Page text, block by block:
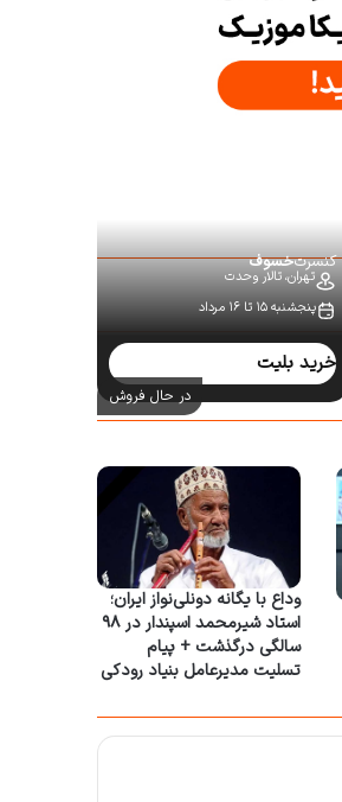
کنسرتخسوف
تهران،تالار وحدت
پنجشنبه ۱۵ تا ۱۶ مرداد
خرید بلیت
در حال فروش
وداع با یگانه دونلی‌نواز ایران؛
استاد شیرمحمد اسپندار در ۹۸
سالگی درگذشت + پیام
تسلیت مدیرعامل بنیاد رودکی